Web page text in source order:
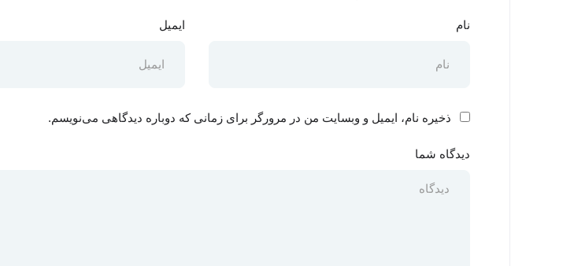
نام ایمیل
ذخیره نام، ایمیل و وبسایت من در مرورگر برای زمانی که دوباره دیدگاهی می‌نویسم.
دیدگاه شما